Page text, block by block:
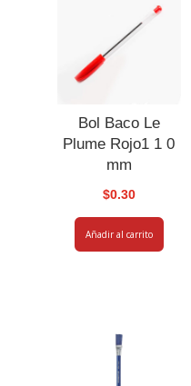
Bol Baco Le
Plume Rojo1 1 0
mm
$0.30
Añadir al carrito